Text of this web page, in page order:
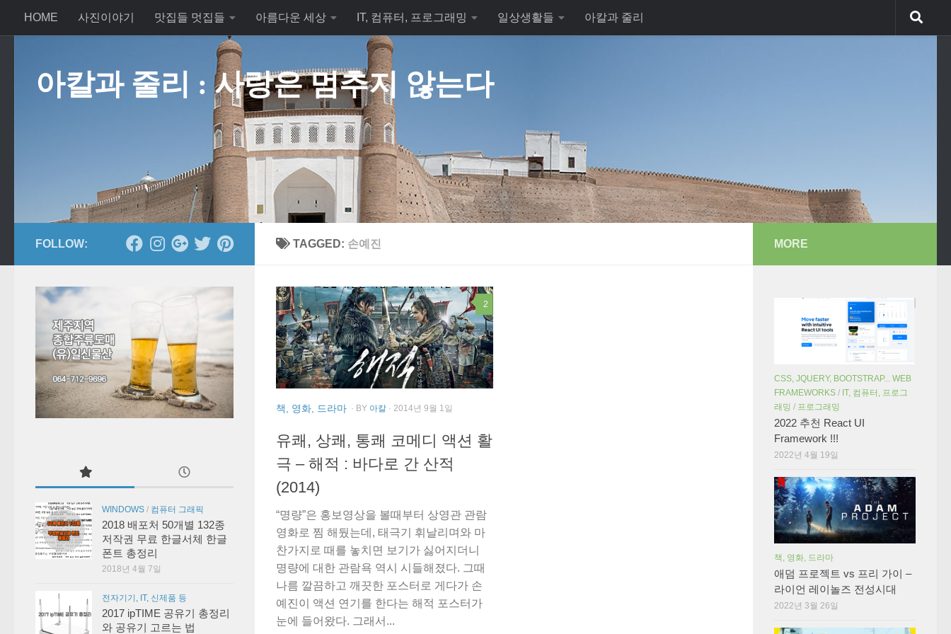
Skip to content
HOME 사진이야기 맛집들 멋집들 아름다운 세상 IT, 컴퓨터, 프로그래밍 일상생활들 아칼과 줄리
아칼과 줄리 : 사랑은 멈추지 않는다
TAGGED: 손예진
2
책, 영화, 드라마 · BY 아칼 · 2014년 9월 1일
유쾌, 상쾌, 통쾌 코메디 액션 활
극 – 해적 : 바다로 간 산적
(2014)
“명량”은 홍보영상을 볼때부터 상영관 관람
영화로 찜 해뒀는데, 태극기 휘날리며와 마
찬가지로 때를 놓치면 보기가 싫어지더니
명량에 대한 관람욕 역시 시들해졌다. 그때
나름 깔끔하고 깨끗한 포스터로 게다가 손
예진이 액션 연기를 한다는 해적 포스터가
눈에 들어왔다. 그래서...
FOLLOW:
WINDOWS / 컴퓨터 그래픽
2018 배포처 50개별 132종
저작권 무료 한글서체 한글
폰트 총정리
2018년 4월 7일
전자기기, IT, 신제품 등
2017 ipTIME 공유기 총정리
와 공유기 고르는 법
MORE
CSS, JQUERY, BOOTSTRAP... WEB
FRAMEWORKS / IT, 컴퓨터, 프로그
래밍 / 프로그래밍
2022 추천 React UI
Framework !!!
2022년 4월 19일
책, 영화, 드라마
애덤 프로젝트 vs 프리 가이 –
라이언 레이놀즈 전성시대
2022년 3월 26일